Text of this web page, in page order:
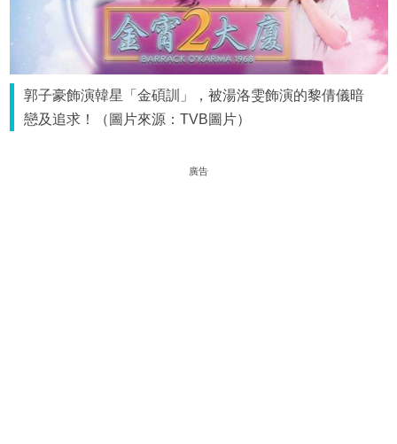
郭子豪飾演韓星「金碩訓」，被湯洛雯飾演的黎倩儀暗
戀及追求！（圖片來源：TVB圖片）
廣告